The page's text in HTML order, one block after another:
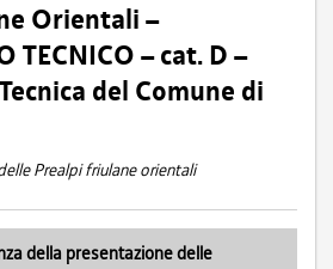
Orientali –
TECNICO – cat. D –
del Comune di
Prealpi friulane orientali
della presentazione delle